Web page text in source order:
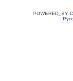
POWERED_BY